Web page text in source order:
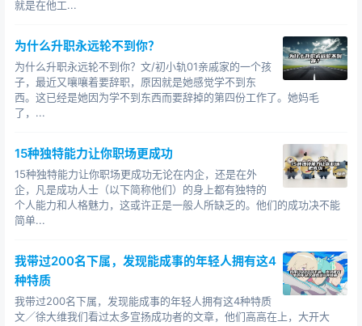
就是在他工...
为什么升职永远轮不到你？
为什么升职永远轮不到你？文/初小轨01亲戚家的一个孩
子，最近又嚷嚷着要辞职，原因就是她感觉学不到东
西。这已经是她因为学不到东西而要辞掉的第四份工作了。她妈毛
了，...
15种独特能力让你职场更成功
15种独特能力让你职场更成功无论在内企，还是在外
企，凡是成功人士（以下简称他们）的身上都有独特的
个人能力和人格魅力，这或许正是一般人所缺乏的。他们的成功决不能
简单...
我带过200名下属，发现能成事的年轻人拥有这4
种特质
我带过200名下属，发现能成事的年轻人拥有这4种特质
文／徐大维我们看过太多宣扬成功者的文章，他们高高在上，大开大